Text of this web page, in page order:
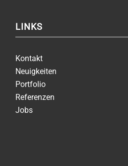
LINKS
Kontakt
Neuigkeiten
Portfolio
Referenzen
Jobs